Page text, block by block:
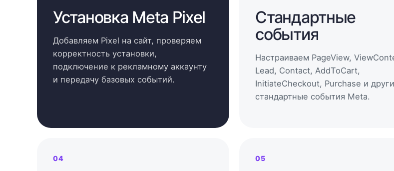
Установка Meta Pixel
Добавляем Pixel на сайт, проверяем
корректность установки,
подключение к рекламному аккаунту
и передачу базовых событий.
Стандартные
события
Настраиваем PageView,
Lead, Contact, AddToCart,
InitiateCheckout, Purchase и
стандартные события Meta.
04 05